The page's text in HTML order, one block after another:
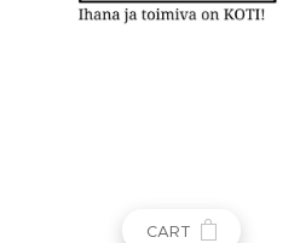
CART